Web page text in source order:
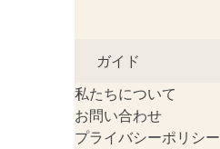
ガイド
私たちについて
お問い合わせ
プライバシーポリシー